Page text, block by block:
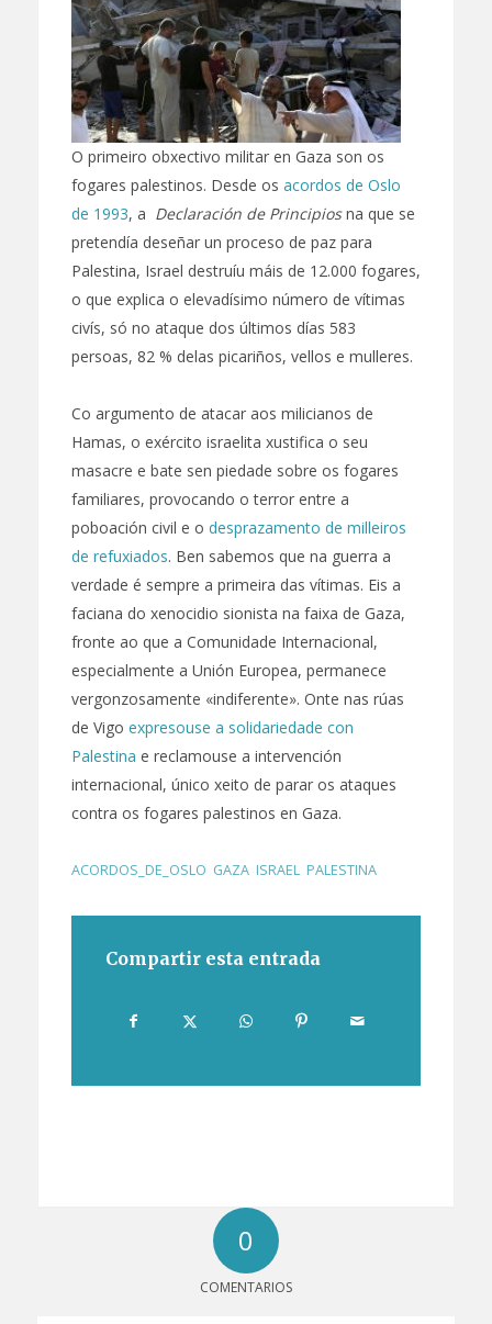
O primeiro obxectivo militar en Gaza son os
fogares palestinos. Desde os acordos de Oslo
de 1993, a Declaración de Principiosna que se
pretendía deseñar un proceso de paz para
Palestina, Israel destruíu máis de 12.000 fogares,
o que explica o elevadísimo número de vítimas
civís, só no ataque dos últimos días 583
persoas, 82 % delas picariños, vellos e mulleres.
Co argumento de atacar aos milicianos de
Hamas, o exército israelita xustifica o seu
masacre e bate sen piedade sobre os fogares
familiares, provocando o terror entre a
poboación civil e o desprazamento de milleiros
de refuxiados. Ben sabemos que na guerra a
verdade é sempre a primeira das vítimas. Eis a
faciana do xenocidio sionista na faixa de Gaza,
fronte ao que a Comunidade Internacional,
especialmente a Unión Europea, permanece
vergonzosamente «indiferente». Onte nas rúas
de Vigo expresouse a solidariedade con
Palestina e reclamouse a intervención
internacional, único xeito de parar os ataques
contra os fogares palestinos en Gaza.
ACORDOS_DE_OSLO GAZA, ISRAEL, PALESTINA
Compartir esta entrada
0
COMENTARIOS